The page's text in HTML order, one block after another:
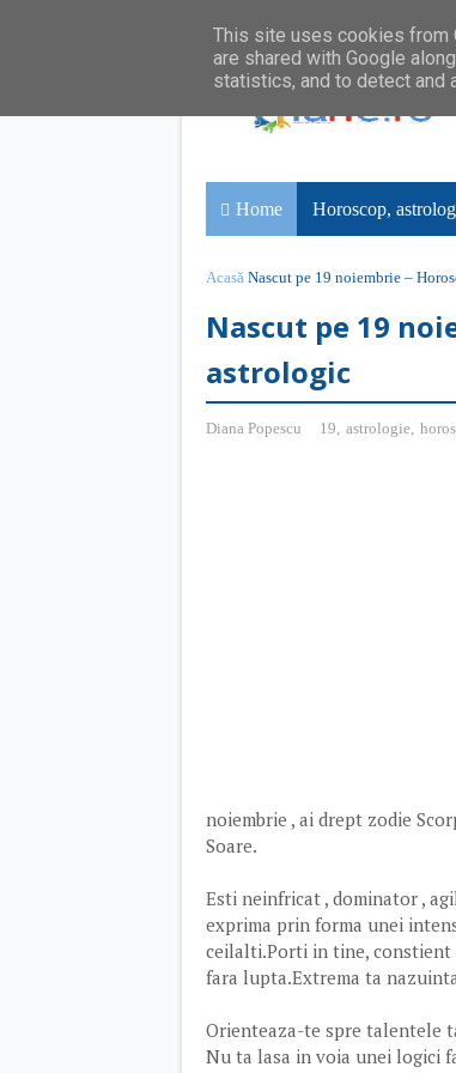
Home Horoscop,
Acasă Nascut pe 19 noiembrie –
Nascut pe 19
astrologic
Diana Popescu 19, astrologie,
noiembrie , ai drept zodie
Soare.
Esti neinfricat , dominator ,
exprima prin forma unei
ceilalti.Porti in tine, constient
fara lupta.Extrema ta
Orienteaza-te spre talentele
Nu ta lasa in voia unei logici
This site uses cookies from
are shared with Google
statistics, and to detect and